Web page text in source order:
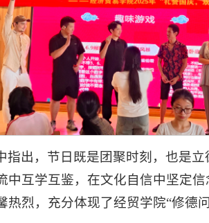
指出，节日既是团聚时刻，也是
中互学互鉴，在文化自信中坚定
烈，充分体现了经贸学院“修德